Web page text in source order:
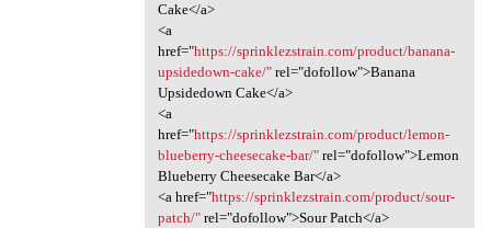
Cake</a>
<a
href="https://sprinklezstrain.com/product/banana-
upsidedown-cake/"rel="dofollow">Banana
Upsidedown Cake</a>
<a
href="https://sprinklezstrain.com/product/lemon-
blueberry-cheesecake-bar/"rel="dofollow">Lemon
Blueberry Cheesecake Bar</a>
<a href="https://sprinklezstrain.com/product/sour-
patch/"rel="dofollow">Sour Patch</a>